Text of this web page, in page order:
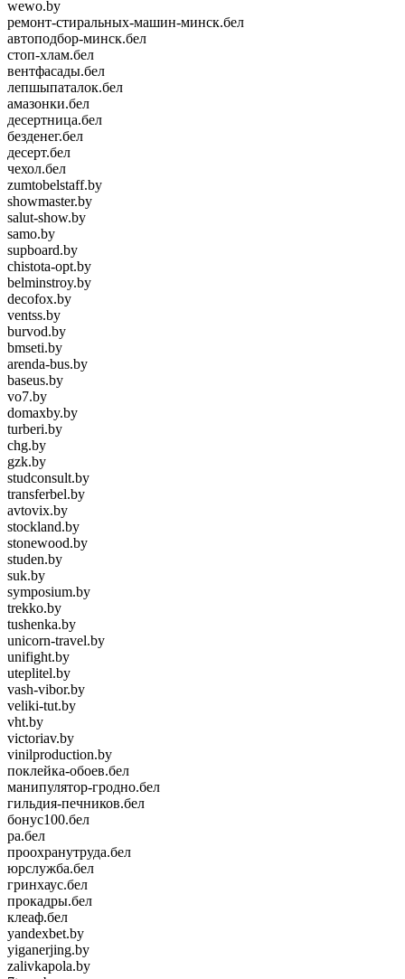
wewo.by
ремонт-стиральных-машин-минск.бел
автоподбор-минск.бел
стоп-хлам.бел
вентфасады.бел
лепшыпаталок.бел
амазонки.бел
десертница.бел
безденег.бел
десерт.бел
чехол.бел
zumtobelstaff.by
showmaster.by
salut-show.by
samo.by
supboard.by
chistota-opt.by
belminstroy.by
decofox.by
ventss.by
burvod.by
bmseti.by
arenda-bus.by
baseus.by
vo7.by
domaxby.by
turberi.by
chg.by
gzk.by
studconsult.by
transferbel.by
avtovix.by
stockland.by
stonewood.by
studen.by
suk.by
symposium.by
trekko.by
tushenka.by
unicorn-travel.by
unifight.by
uteplitel.by
vash-vibor.by
veliki-tut.by
vht.by
victoriav.by
vinilproduction.by
поклейка-обоев.бел
манипулятор-гродно.бел
гильдия-печников.бел
бонус100.бел
ра.бел
проохранутруда.бел
юрслужба.бел
гринхаус.бел
прокадры.бел
клеаф.бел
yandexbet.by
yiganerjing.by
zalivkapola.by